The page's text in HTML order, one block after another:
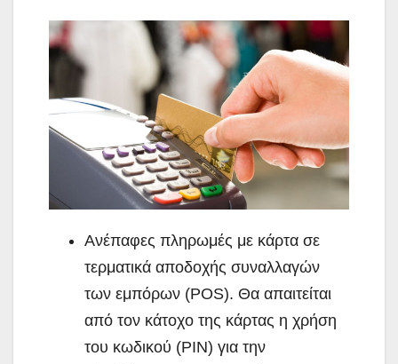
Ανέπαφες πληρωμές με κάρτα σε
τερματικά αποδοχής συναλλαγών
των εμπόρων (POS). Θα απαιτείται
από τον κάτοχο της κάρτας η χρήση
του κωδικού (ΡΙΝ) για την